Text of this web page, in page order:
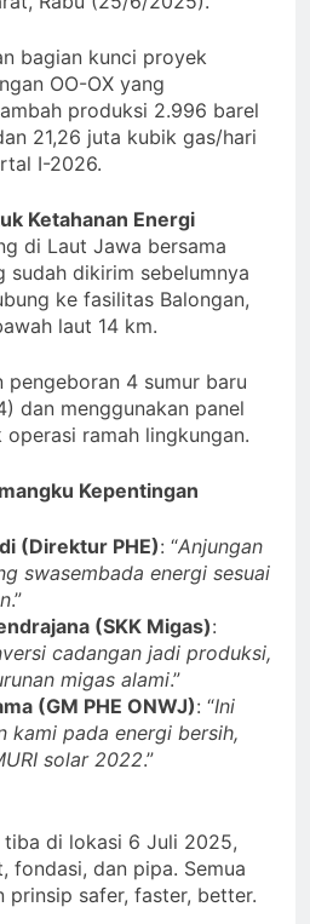
bagian kunci proyek
OO-OX yang
produksi 2.996 barel
21,26 juta kubik gas/hari
I-2026.
Ketahanan Energi
di Laut Jawa bersama
dikirim sebelumnya
ke fasilitas Balongan,
laut 14 km.
pengeboran 4 sumur baru
dan menggunakan panel
operasi ramah lingkungan.
Kepentingan
(Direktur PHE): “Anjungan
swasembada energi sesuai
.”
(SKK Migas):
cadangan jadi produksi,
migas alami.”
(GM PHE ONWJ): “Ini
kami pada energi bersih,
solar 2022.”
di lokasi 6 Juli 2025,
fondasi, dan pipa. Semua
prinsip safer, faster, better.